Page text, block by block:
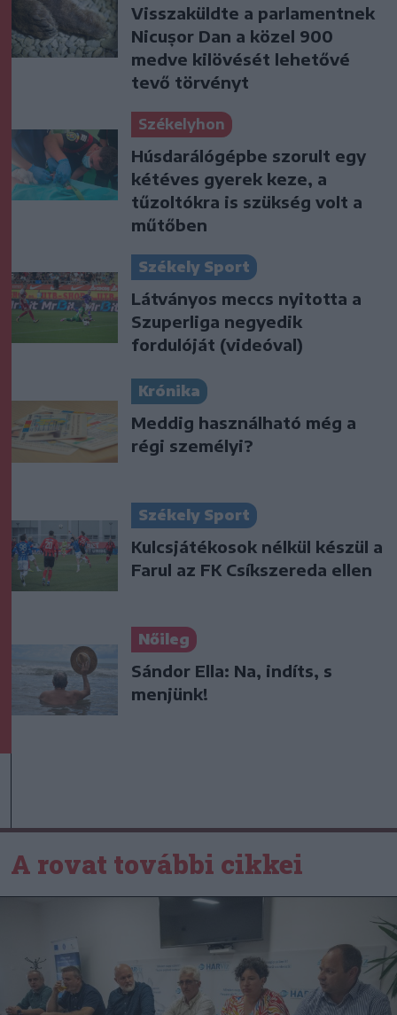
Visszaküldte a parlamentnek
Nicușor Dan a közel 900
medve kilövését lehetővé
tevő törvényt
Székelyhon
Húsdarálógépbe szorult egy
kétéves gyerek keze, a
tűzoltókra is szükség volt a
műtőben
Székely Sport
Látványos meccs nyitotta a
Szuperliga negyedik
fordulóját (videóval)
Krónika
Meddig használható még a
régi személyi?
Székely Sport
Kulcsjátékosok nélkül készül a
Farul az FK Csíkszereda ellen
Nőileg
Sándor Ella: Na, indíts, s
menjünk!
A rovat további cikkei